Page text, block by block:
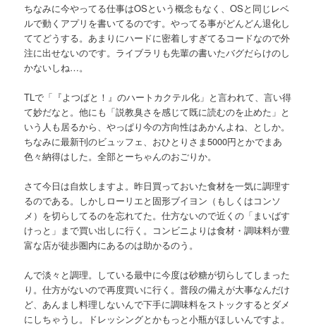
ちなみに今やってる仕事はOSという概念もなく、OSと同じレベ
ルで動くアプリを書いてるのです。やってる事がどんどん退化し
ててどうする。あまりにハードに密着しすぎてるコードなので外
注に出せないのです。ライブラリも先輩の書いたバグだらけのし
かないしね…。
TLで「『よつばと！』のハートカクテル化」と言われて、言い得
て妙だなと。他にも「説教臭さを感じて既に読むのを止めた」と
いう人も居るから、やっぱり今の方向性はあかんよね、としか。
ちなみに最新刊のビュッフェ、おひとりさま5000円とかでまあ
色々納得はした。全部とーちゃんのおごりか。
さて今日は自炊しますよ。昨日買っておいた食材を一気に調理す
るのである。しかしローリエと固形ブイヨン（もしくはコンソ
メ）を切らしてるのを忘れてた。仕方ないので近くの「まいばす
けっと」まで買い出しに行く。コンビニよりは食材・調味料が豊
富な店が徒歩圏内にあるのは助かるのう。
んで淡々と調理。している最中に今度は砂糖が切らしてしまった
り。仕方がないので再度買いに行く。普段の備えが大事なんだけ
ど、あんまし料理しないんで下手に調味料をストックするとダメ
にしちゃうし。ドレッシングとかもっと小瓶がほしいんですよ。